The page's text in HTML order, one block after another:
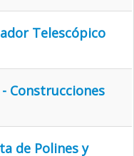
Telescópico
Construcciones
de Polines y